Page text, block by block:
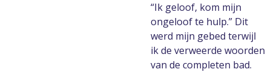
“Ik geloof, kom mijn
ongeloof te hulp.” Dit
werd mijn gebed terwijl
ik de verweerde woorden
van de completen bad.